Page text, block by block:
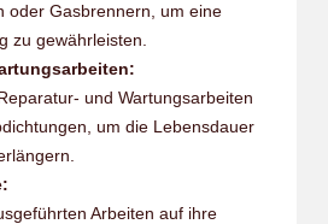
oder Gasbrennern, um eine
zu gewährleisten.
und Wartungsarbeiten
um die Lebensdauer
Arbeiten auf ihre